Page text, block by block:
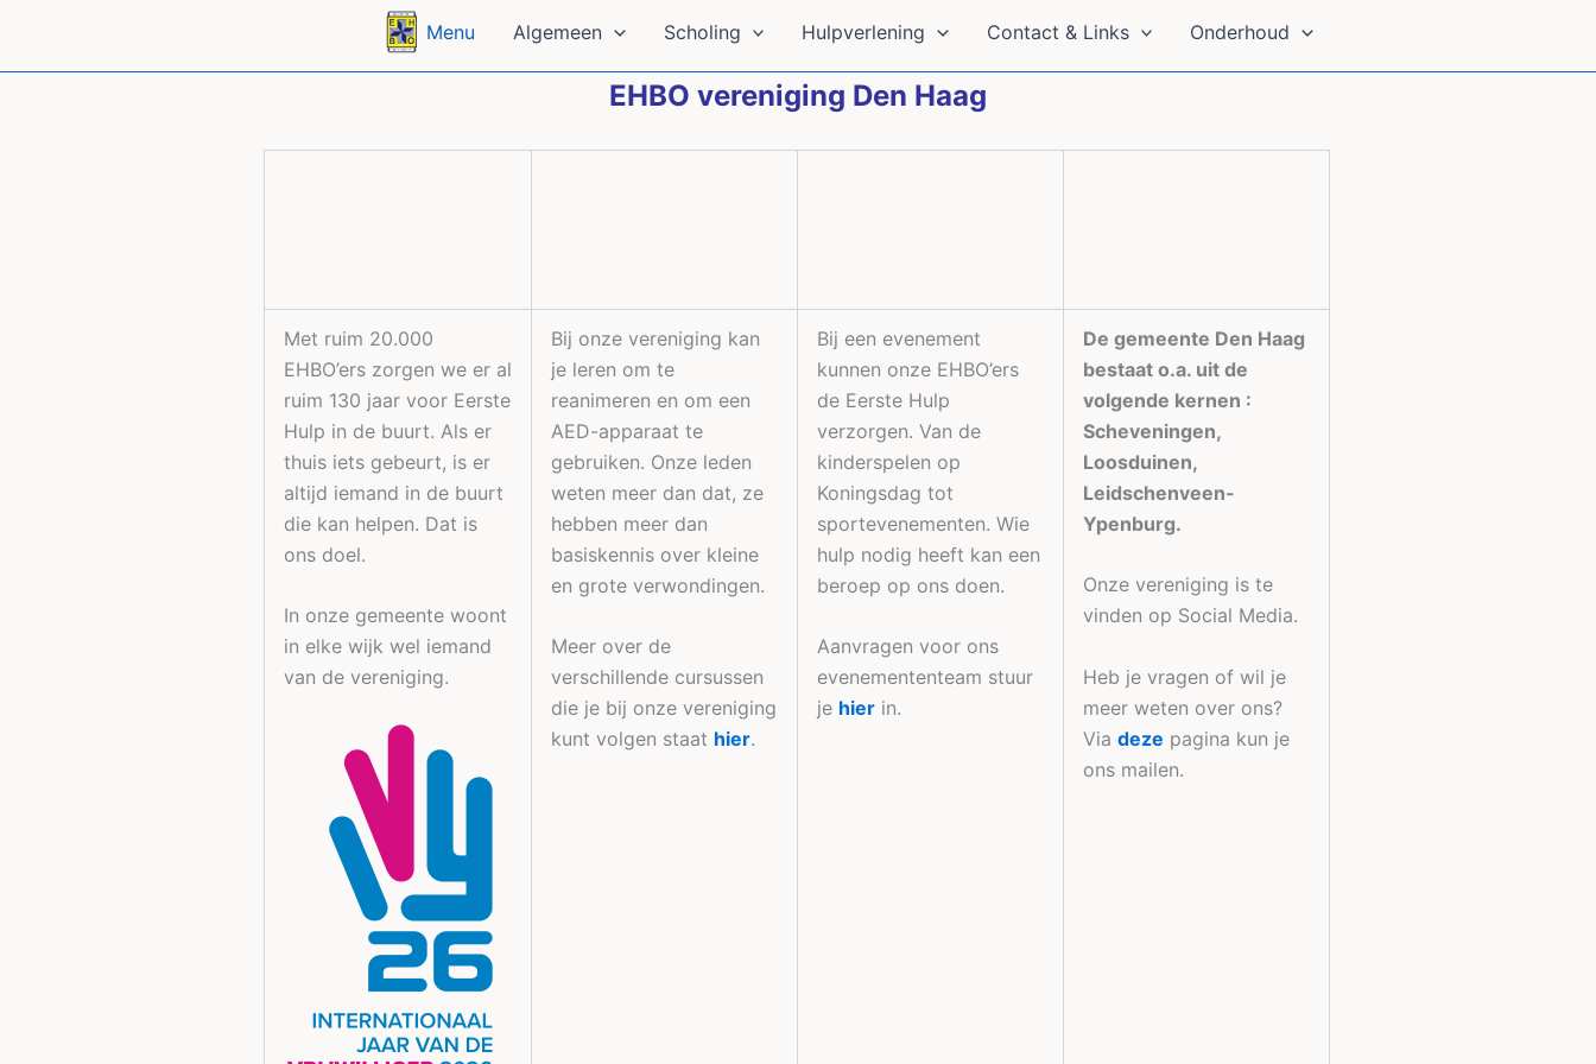
de
Menu Algemeen Scholing Hulpverlening Contact & Links Onderhoud
EHBO vereniging Den Haag
Met ruim 20.000
EHBO’ers zorgen we er al
ruim 130 jaar voor Eerste
Hulp in de buurt. Als er
thuis iets gebeurt, is er
altijd iemand in de buurt
die kan helpen. Dat is
ons doel.
In onze gemeente woont
in elke wijk wel iemand
van de vereniging.
Bij onze vereniging kan
je leren om te
reanimeren en om een
AED-apparaat te
gebruiken. Onze leden
weten meer dan dat, ze
hebben meer dan
basiskennis over kleine
en grote verwondingen.
Meer over de
verschillende cursussen
die je bij onze vereniging
kunt volgen staat hier.
Bij een evenement
kunnen onze EHBO’ers
de Eerste Hulp
verzorgen. Van de
kinderspelen op
Koningsdag tot
sportevenementen. Wie
hulp nodig heeft kan een
beroep op ons doen.
Aanvragen voor ons
evenemententeam stuur
je hier in.
De gemeente Den Haag
bestaat o.a. uit de
volgende kernen :
Scheveningen,
Loosduinen,
Leidschenveen-
Ypenburg.
Onze vereniging is te
vinden op Social Media.
Heb je vragen of wil je
meer weten over ons?
Via deze pagina kun je
ons mailen.